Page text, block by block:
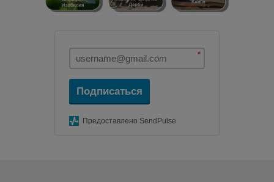
*
Подписаться
Предоставлено SendPulse